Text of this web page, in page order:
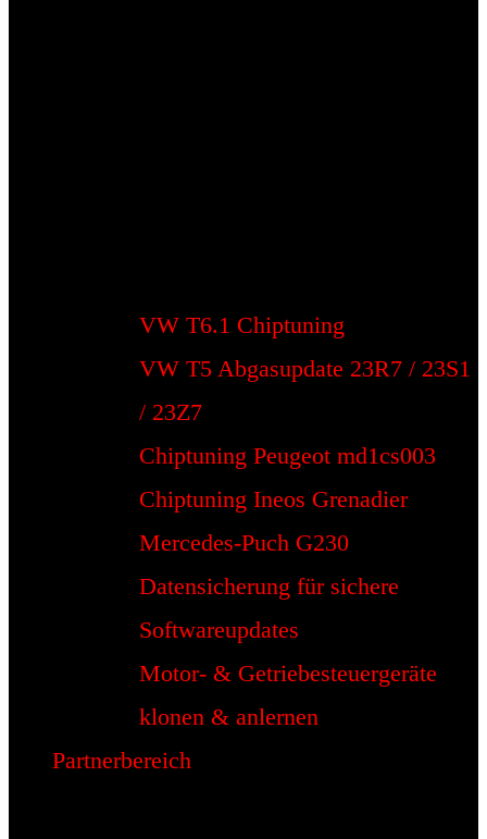
VW T6.1 Chiptuning
VW T5 Abgasupdate 23R7 / 23S1
/ 23Z7
Chiptuning Peugeot md1cs003
Chiptuning Ineos Grenadier
Mercedes-Puch G230
Datensicherung für sichere
Softwareupdates
Motor- & Getriebesteuergeräte
klonen & anlernen
Partnerbereich